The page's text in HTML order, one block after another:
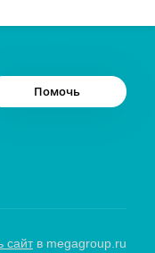
Помочь
сайтв megagroup.ru